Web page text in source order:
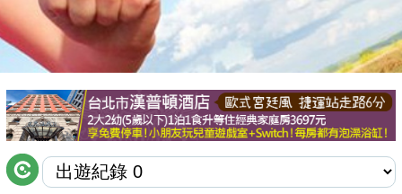
商家合作
推薦景點
討論區